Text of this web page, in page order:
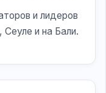
и лидеров
и на Бали.